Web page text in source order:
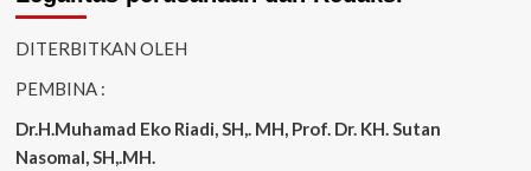
DITERBITKAN OLEH
PEMBINA :
Dr.H.Muhamad Eko Riadi , SH,. MH , Prof. Dr. KH. Sutan
Nasomal, SH,.MH.